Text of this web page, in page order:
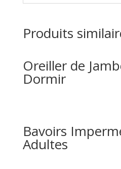
Produits
Oreiller de
Dormir
Bavoirs
Adultes